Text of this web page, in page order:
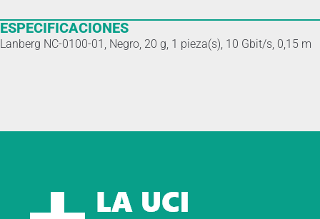
ESPECIFICACIONES
Lanberg NC-0100-01, Negro, 20 g, 1 pieza(s), 10 Gbit/s, 0,15 m